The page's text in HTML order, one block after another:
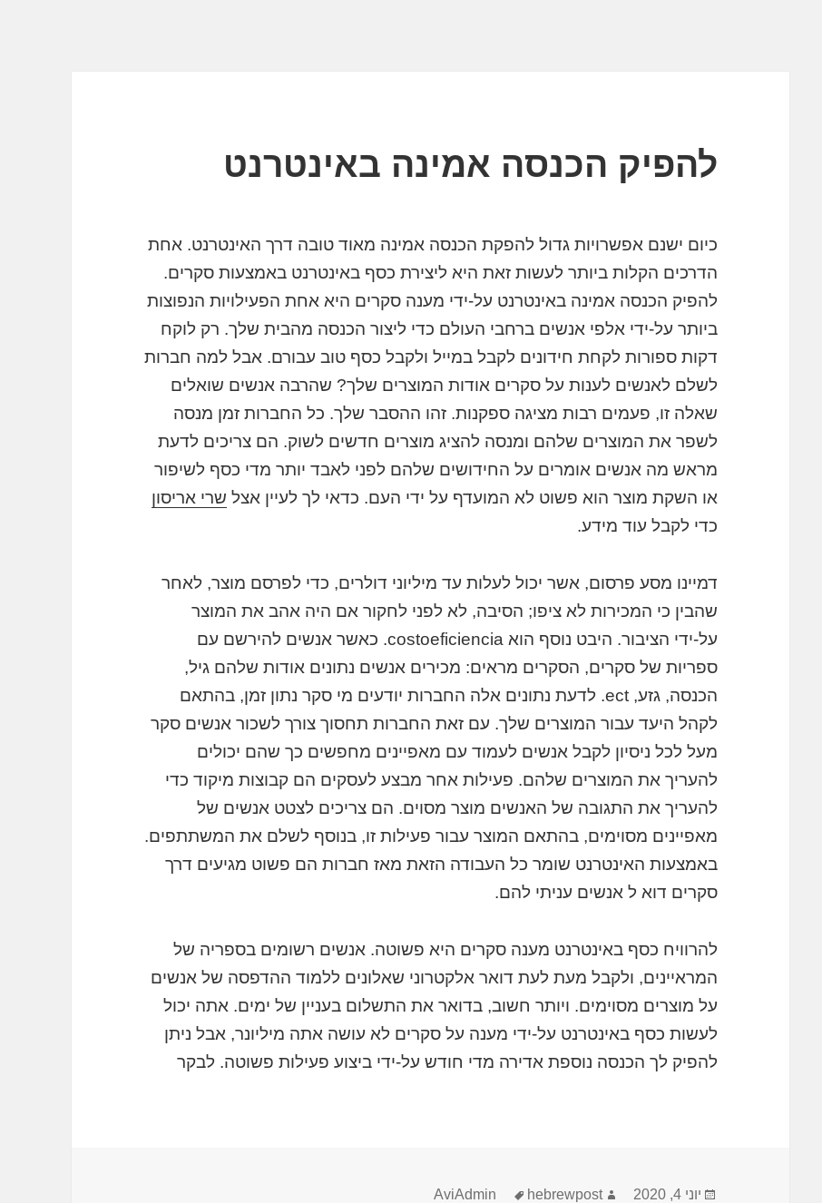
להפיק הכנסה אמינה באינטרנט
כיום ישנם אפשרויות גדול להפקת הכנסה אמינה מאוד טובה דרך האינטרנט. אחת
הדרכים הקלות ביותר לעשות זאת היא ליצירת כסף באינטרנט באמצעות סקרים.
להפיק הכנסה אמינה באינטרנט על-ידי מענה סקרים היא אחת הפעילויות הנפוצות
ביותר על-ידי אלפי אנשים ברחבי העולם כדי ליצור הכנסה מהבית שלך. רק לוקח
דקות ספורות לקחת חידונים לקבל במייל ולקבל כסף טוב עבורם. אבל למה חברות
לשלם לאנשים לענות על סקרים אודות המוצרים שלך? שהרבה אנשים שואלים
שאלה זו, פעמים רבות מציגה ספקנות. זהו ההסבר שלך. כל החברות זמן מנסה
לשפר את המוצרים שלהם ומנסה להציג מוצרים חדשים לשוק. הם צריכים לדעת
מראש מה אנשים אומרים על החידושים שלהם לפני לאבד יותר מדי כסף לשיפור
או השקת מוצר הוא פשוט לא המועדף על ידי העם. כדאי לך לעיין אצל שרי אריסון
כדי לקבל עוד מידע.
דמיינו מסע פרסום, אשר יכול לעלות עד מיליוני דולרים, כדי לפרסם מוצר, לאחר
שהבין כי המכירות לא ציפו; הסיבה, לא לפני לחקור אם היה אהב את המוצר
על-ידי הציבור. היבט נוסף הוא costoeficiencia. כאשר אנשים להירשם עם
ספריות של סקרים, הסקרים מראים: מכירים אנשים נתונים אודות שלהם גיל,
הכנסה, גזע, ect. לדעת נתונים אלה החברות יודעים מי סקר נתון זמן, בהתאם
לקהל היעד עבור המוצרים שלך. עם זאת החברות תחסוך צורך לשכור אנשים סקר
מעל לכל ניסיון לקבל אנשים לעמוד עם מאפיינים מחפשים כך שהם יכולים
להעריך את המוצרים שלהם. פעילות אחר מבצע לעסקים הם קבוצות מיקוד כדי
להעריך את התגובה של האנשים מוצר מסוים. הם צריכים לצטט אנשים של
מאפיינים מסוימים, בהתאם המוצר עבור פעילות זו, בנוסף לשלם את המשתתפים.
באמצעות האינטרנט שומר כל העבודה הזאת מאז חברות הם פשוט מגיעים דרך
סקרים דוא ל אנשים עניתי להם.
להרוויח כסף באינטרנט מענה סקרים היא פשוטה. אנשים רשומים בספריה של
המראיינים, ולקבל מעת לעת דואר אלקטרוני שאלונים ללמוד ההדפסה של אנשים
על מוצרים מסוימים. ויותר חשוב, בדואר את התשלום בעניין של ימים. אתה יכול
לעשות כסף באינטרנט על-ידי מענה על סקרים לא עושה אתה מיליונר, אבל ניתן
להפיק לך הכנסה נוספת אדירה מדי חודש על-ידי ביצוע פעילות פשוטה. לבקר
פורסם
יוני 4, 2020 מחבר AviAdminתגיות hebrewpost